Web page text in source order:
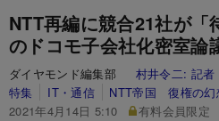
NTT再編に競合21社が「
のドコモ子会社化密室論
ダイヤモンド編集部 村井令二: 記者
特集
IT・通信
NTT帝国 復権の幻
2021年4月14日 5:10
有料会員限定